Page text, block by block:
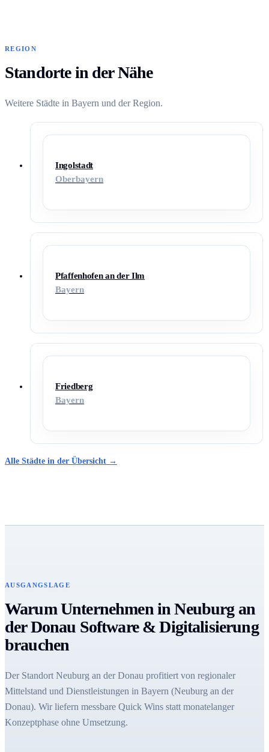
REGION
Standorte in der Nähe
Weitere Städte in Bayern und der Region.
Ingolstadt
Oberbayern
Pfaffenhofen an der Ilm
Bayern
Friedberg
Bayern
Alle Städte in der Übersicht →
AUSGANGSLAGE
Warum Unternehmen in Neuburg an
der Donau Software & Digitalisierung
brauchen
Der Standort Neuburg an der Donau profitiert von regionaler
Mittelstand und Dienstleistungen in Bayern (Neuburg an der
Donau). Wir liefern messbare Quick Wins statt monatelanger
Konzeptphase ohne Umsetzung.